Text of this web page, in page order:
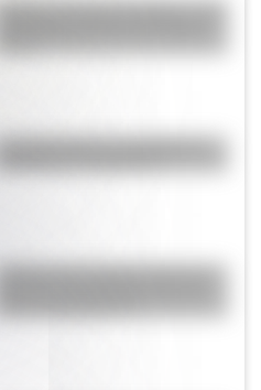
Castillo de Rafael Obligado, una
de pie
La historia de los inmigrantes
¿Sabías que Argentina tuvo la
alta de Sudamérica?